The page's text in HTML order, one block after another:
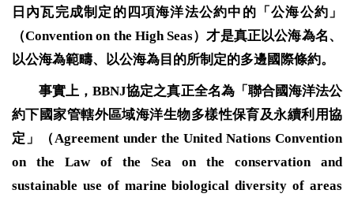
日內瓦完成制定的四項海洋法公約中的「公海公約」
（Convention on the High Seas）才是真正以公海為名、
以公海為範疇、以公海為目的所制定的多邊國際條約。
事實上，BBNJ協定之真正全名為「聯合國海洋法公
約下國家管轄外區域海洋生物多樣性保育及永續利用協
定」（Agreement under the United Nations Convention
on the Law of the Sea on the conservation and
sustainable use of marine biological diversity of areas